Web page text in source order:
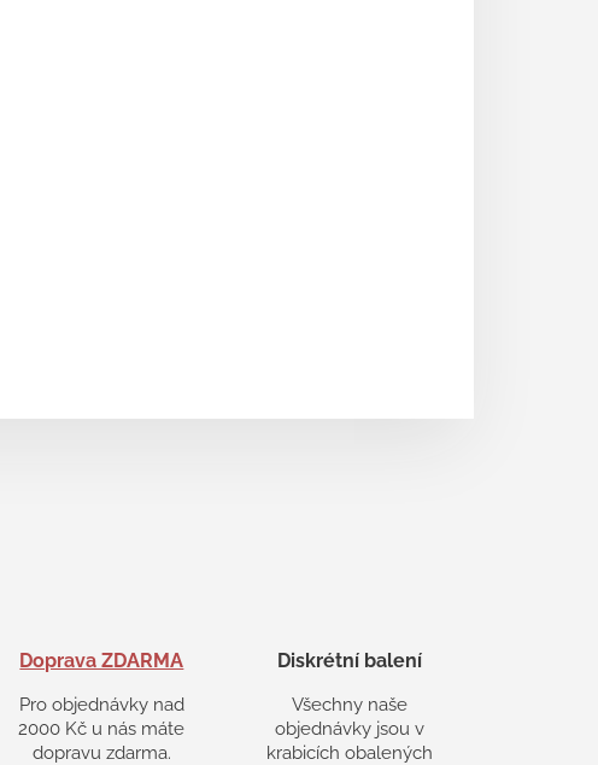
Doprava ZDARMA
Pro objednávky nad
2000 Kč u nás máte
dopravu zdarma.
Diskrétní balení
Všechny naše
objednávky jsou v
krabicích obalených